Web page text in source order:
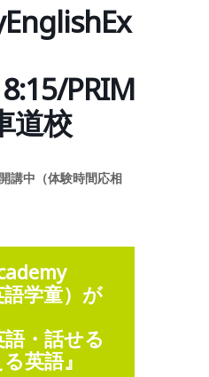
PRIM
道校
講中（体験時間応相
語学童）が
語・話せる
英語』